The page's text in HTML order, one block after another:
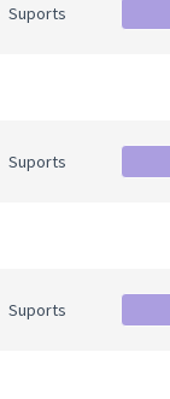
Suports
Suports
Suports